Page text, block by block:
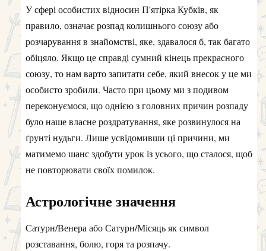
У сфері особистих відносин П'ятірка Кубків, як
правило, означає розпад колишнього союзу або
розчарування в знайомстві, яке, здавалося б, так багато
обіцяло. Якщо це справді сумний кінець прекрасного
союзу, то нам варто запитати себе, який внесок у це ми
особисто зробили. Часто при цьому ми з подивом
переконуємося, що однією з головних причин розпаду
було наше власне роздратування, яке розвинулося на
ґрунті нудьги. Лише усвідомивши ці причини, ми
матимемо шанс здобути урок із усього, що сталося, щоб
не повторювати своїх помилок.
Астрологічне значення
Сатурн/Венера або Сатурн/Місяць як символ
розставання, болю, горя та розпачу.